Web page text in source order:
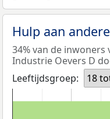
Hulp aan
34% van de
Industrie Oevers D
Leeftijdsgroep:
18